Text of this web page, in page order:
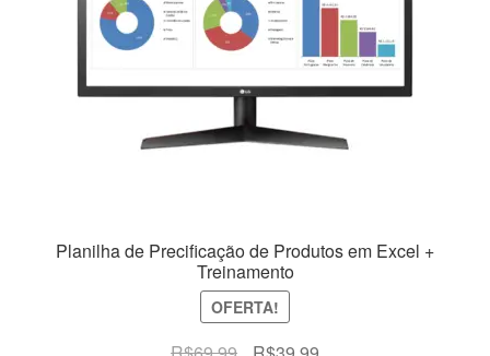
Planilha de Precificação de Produtos em Excel +
Treinamento
OFERTA!
O
O